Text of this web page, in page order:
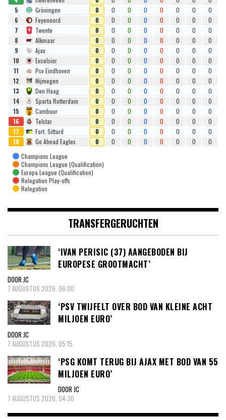
5
Gröningen 0 0 0 0 0 0 0
0
6
Feyenoord 0 0 0 0 0 0 0
0
7
Twente 0 0 0 0 0 0 0
0
8
Alkmaar 0 0 0 0 0 0 0
0
9
Ajax 0 0 0 0 0 0 0
0
10
Excelsior 0 0 0 0 0 0 0
0
11
Psv Eindhoven 0 0 0 0 0 0 0
0
12
Nijmegen 0 0 0 0 0 0 0
0
13
Den Haag 0 0 0 0 0 0 0
0
14
Sparta Rotterdam 0 0 0 0 0 0 0
0
15
Cambuur 0 0 0 0 0 0 0
0
16
Telstar 0 0 0 0 0 0 0
0
17
Fort. Sittard 0 0 0 0 0 0 0
0
18
Go Ahead Eagles 0 0 0 0 0 0 0
0
Champions League
Champions League (Qualification)
Europa League (Qualification)
Relegation Play-offs
Relegation
TRANSFERGERUCHTEN
‘IVAN PERISIC (37) AANGEBODEN BIJ
EUROPESE GROOTMACHT’
DOOR JC
7 AUGUSTUS 2026, 06:00
‘PSV TWIJFELT OVER BOD VAN KLEINE ACHT
MILJOEN EURO’
DOOR JC
7 AUGUSTUS 2026, 05:15
‘PSG KOMT TERUG BIJ AJAX MET BOD VAN 55
MILJOEN EURO’
DOOR JC
7 AUGUSTUS 2026, 04:30